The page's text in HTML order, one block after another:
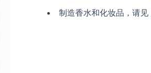
制造香水和化妆品，请见